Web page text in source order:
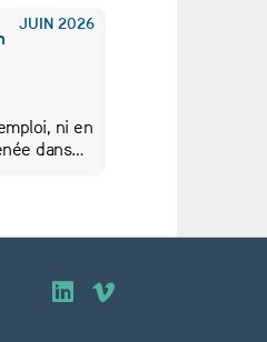
JUIN 2026
ni en
dans…
O